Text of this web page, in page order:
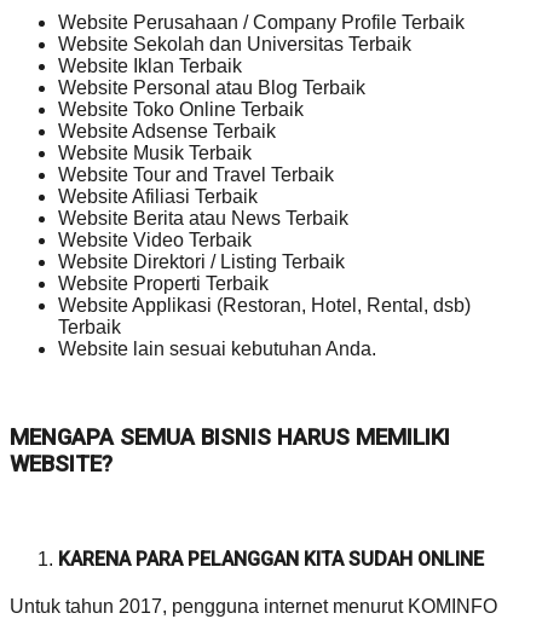
Website Perusahaan / Company Profile Terbaik
Website Sekolah dan Universitas Terbaik
Website Iklan Terbaik
Website Personal atau Blog Terbaik
Website Toko Online Terbaik
Website Adsense Terbaik
Website Musik Terbaik
Website Tour and Travel Terbaik
Website Afiliasi Terbaik
Website Berita atau News Terbaik
Website Video Terbaik
Website Direktori / Listing Terbaik
Website Properti Terbaik
Website Applikasi (Restoran, Hotel, Rental, dsb)
Terbaik
Website lain sesuai kebutuhan Anda.
MENGAPA SEMUA BISNIS HARUS MEMILIKI
WEBSITE?
KARENA PARA PELANGGAN KITA SUDAH ONLINE
Untuk tahun 2017, pengguna internet menurut KOMINFO